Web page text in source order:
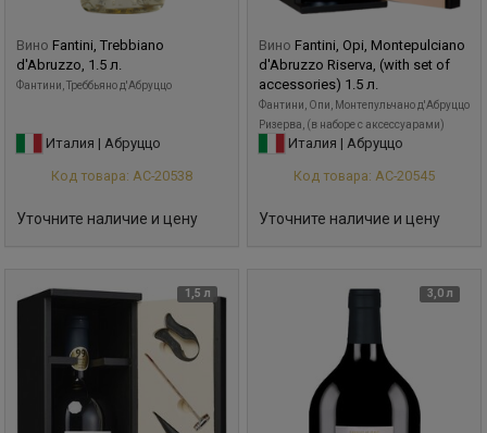
Вино Fantini, Trebbiano
d'Abruzzo, 1.5 л.
Фантини, Треббьяно д'Абруццо
Италия | Абруццо
Код товара: АС-20538
Уточните наличие и цену
Вино Fantini, Opi, Montepulciano
d'Abruzzo Riserva, (with set of
accessories) 1.5 л.
Фантини, Опи, Монтепульчано д'Абруццо
Ризерва, (в наборе с аксессуарами)
Италия | Абруццо
Код товара: АС-20545
Уточните наличие и цену
1,5 л 3,0 л